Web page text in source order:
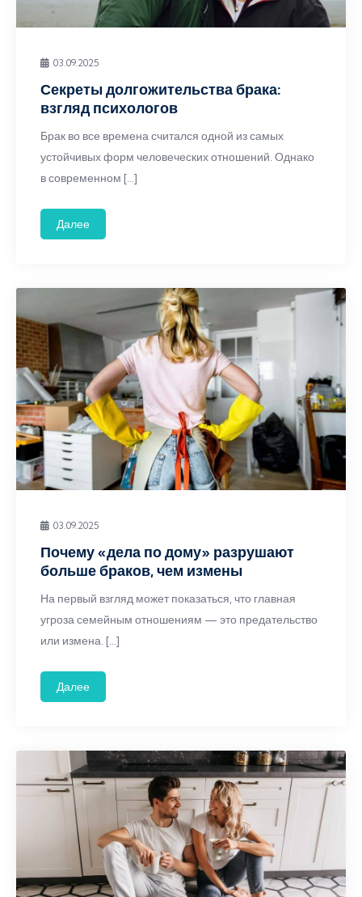
03.09.2025
Секреты долгожительства брака:
взгляд психологов
Брак во все времена считался одной из самых
устойчивых форм человеческих отношений. Однако
в современном […]
Далее
03.09.2025
Почему «дела по дому» разрушают
больше браков, чем измены
На первый взгляд может показаться, что главная
угроза семейным отношениям — это предательство
или измена. […]
Далее